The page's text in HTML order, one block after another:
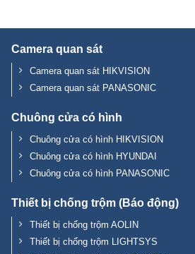
Camera quan sát
Camera quan sát HIKVISION
Chuông cửa có hình
Chuông cửa có hình HIKVISION
Thiết bị chống trộm (Báo động)
Thiết bị chống trộm AOLIN
Thiết bị chống trộm LIGHTSYS
Thiết bị chống trộm HONEYWELL